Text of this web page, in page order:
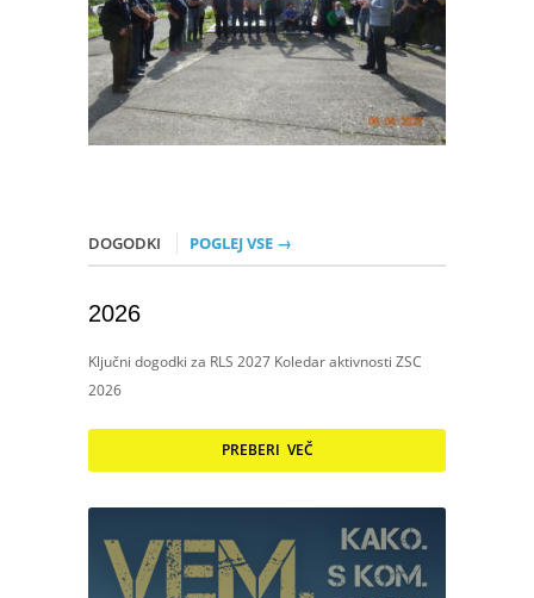
DOGODKI POGLEJ VSE →
2026
Ključni dogodki za RLS 2027 Koledar aktivnosti ZSC
2026
PREBERI VEČ